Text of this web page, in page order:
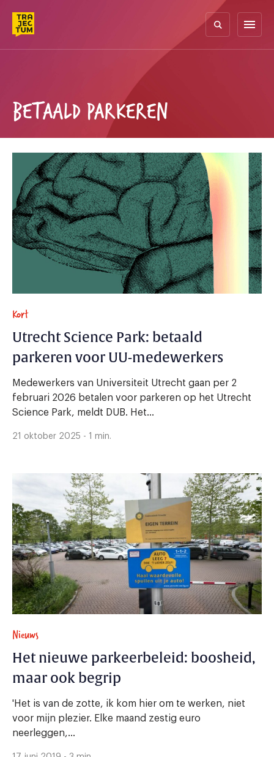
content
menu
BETAALD PARKEREN
Kort
Utrecht Science Park: betaald
parkeren voor UU-medewerkers
Medewerkers van Universiteit Utrecht gaan per 2
februari 2026 betalen voor parkeren op het Utrecht
Science Park, meldt DUB. Het...
21 oktober 2025 - 1 min.
Nieuws
Het nieuwe parkeerbeleid: boosheid,
maar ook begrip
'Het is van de zotte, ik kom hier om te werken, niet
voor mijn plezier. Elke maand zestig euro
neerleggen,...